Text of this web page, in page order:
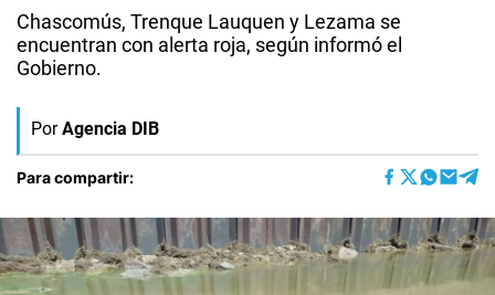
Chascomús, Trenque Lauquen y Lezama se
encuentran con alerta roja, según informó el
Gobierno.
Por Agencia DIB
Para compartir: